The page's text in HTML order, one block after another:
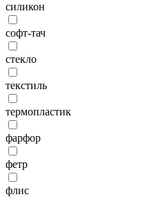
силикон
софт-тач
стекло
текстиль
термопластик
фарфор
фетр
флис